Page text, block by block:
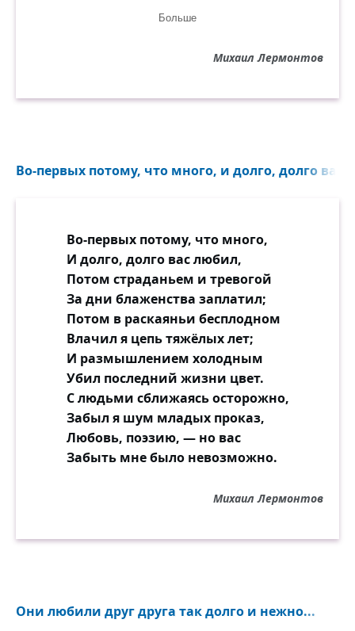
Родные всё места: высокий барский дом
пруд,
В аллею тёмную вхожу я, сквозь кусты
И странная тоска теснит уж грудь мою,
Я думаю об ней, я плачу и люблю,
Люблю мечты моей созданье
С глазами, полными лазурного огня,
С улыбкой розовой, как молодого дня
За рощей первое сиянье.
Так царства дивного всесильный
господин —
Я долгие часы просиживал один,
И память их жива поныне
Под бурей тягостных сомнений и
Как свежий островок безвредно средь
Цветёт на влажной их пустыне.
На праздник незванную гостью,
Больше
Михаил Лермонтов
Во-первых потому, что много, и долго, долго вас
Во-первых потому, что много,
И долго, долго вас любил,
Потом страданьем и тревогой
За дни блаженства заплатил;
Потом в раскаяньи бесплодном
Влачил я цепь тяжёлых лет;
И размышлением холодным
Убил последний жизни цвет.
С людьми сближаясь осторожно,
Забыл я шум младых проказ,
Любовь, поэзию, — но вас
Забыть мне было невозможно.
Михаил Лермонтов
Они любили друг друга так долго и нежно...